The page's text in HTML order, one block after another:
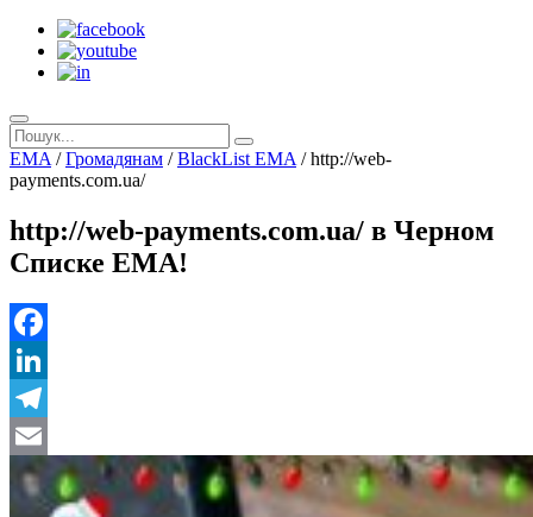
EMA /Громадянам /BlackList EMA /http://web-
payments.com.ua/
http://web-payments.com.ua/ в Черном
Списке ЕМА!
Facebook
LinkedIn
Telegram
Email